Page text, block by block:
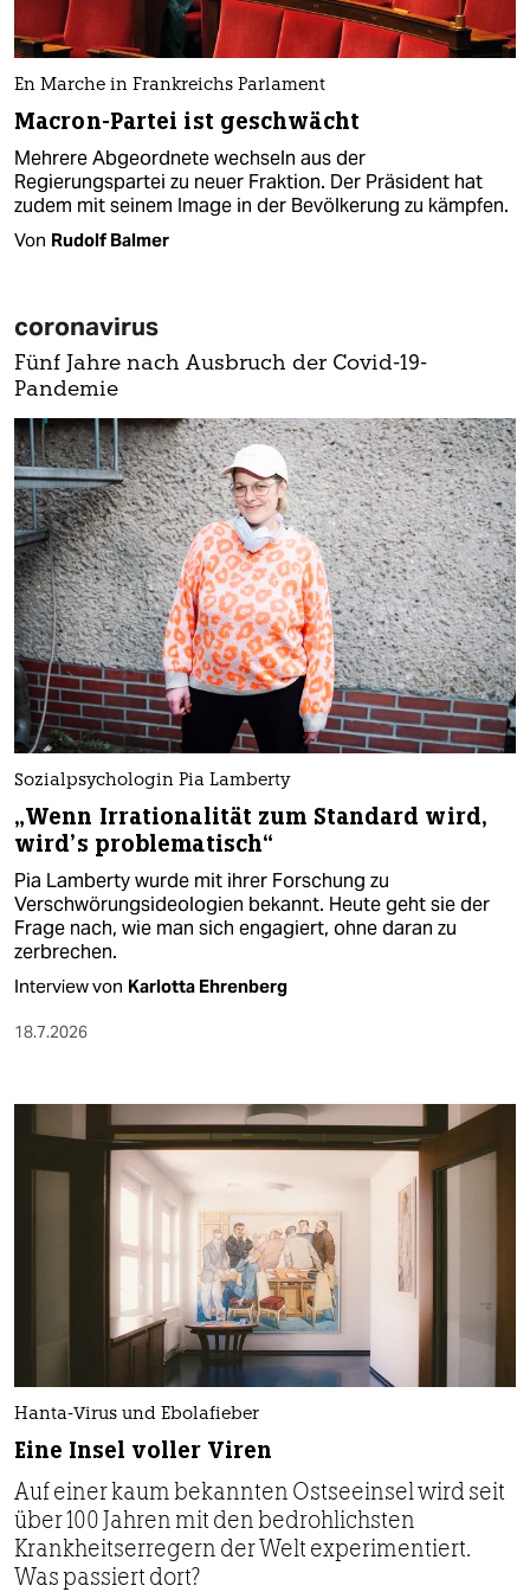
En Marche in Frankreichs Parlament
Macron-Partei ist geschwächt
Mehrere Abgeordnete wechseln aus der
Regierungspartei zu neuer Fraktion. Der Präsident hat
zudem mit seinem Image in der Bevölkerung zu kämpfen.
Von Rudolf Balmer
coronavirus
Fünf Jahre nach Ausbruch der Covid-19-
Pandemie
Sozialpsychologin Pia Lamberty
„Wenn Irrationalität zum Standard wird,
wird’s problematisch“
Pia Lamberty wurde mit ihrer Forschung zu
Verschwörungsideologien bekannt. Heute geht sie der
Frage nach, wie man sich engagiert, ohne daran zu
zerbrechen.
Interview von Karlotta Ehrenberg
18.7.2026
Hanta-Virus und Ebolafieber
Eine Insel voller Viren
Auf einer kaum bekannten Ostseeinsel wird seit
über 100 Jahren mit den bedrohlichsten
Krankheitserregern der Welt experimentiert.
Was passiert dort?